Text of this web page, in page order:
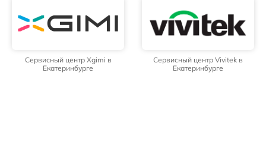
Сервисный центр Xgimi в
Екатеринбурге
Сервисный центр Vivitek в
Екатеринбурге